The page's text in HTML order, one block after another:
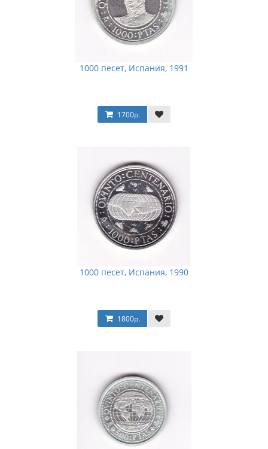
1000 песет, Испания, 1991
1700р.
1000 песет, Испания, 1990
1800р.